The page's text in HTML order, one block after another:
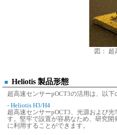
図： 超
■ Heliotis 製品形態
超高速センサーpOCT3の活用は、以下
- Heliotis H3/H4
超高速センサーpOCT3、光源および
す。堅牢で設置が容易なため、研究
に利用することができます。